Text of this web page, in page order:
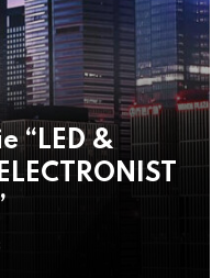
“LED &